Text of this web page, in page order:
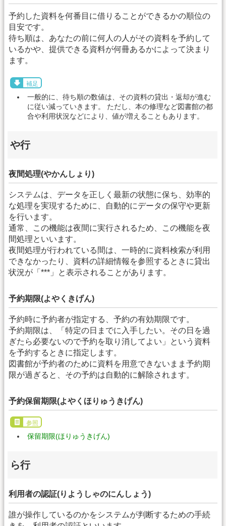
予約した資料を何番目に借りることができるかの順位の
目安です。
待ち順は、あなたの前に何人の人がその資料を予約して
いるかや、提供できる資料が何冊あるかによって決まり
ます。
補足
一般的に、待ち順の数値は、その資料の貸出・返却が進む
に従い減っていきます。 ただし、本の修理など図書館の都
合や利用状況などにより、値が増えることもあります。
や行
夜間処理(やかんしょり)
システムは、データを正しく最新の状態に保ち、効率的
な処理を実現するために、自動的にデータの保守や更新
を行います。
通常、この機能は夜間に実行されるため、この機能を夜
間処理といいます。
夜間処理が行われている間は、一時的に資料検索が利用
できなかったり、資料の詳細情報を参照するときに貸出
状況が「***」と表示されることがあります。
予約期限(よやくきげん)
予約時に予約者が指定する、予約の有効期限です。
予約期限は、「特定の日までに入手したい。その日を過
ぎたら必要ないので予約を取り消してよい」という資料
を予約するときに指定します。
図書館が予約者のために資料を用意できないまま予約期
限が過ぎると、その予約は自動的に解除されます。
予約保留期限(よやくほりゅうきげん)
参照
保留期限(ほりゅうきげん)
ら行
利用者の認証(りようしゃのにんしょう)
誰が操作しているのかをシステムが判断するための手続